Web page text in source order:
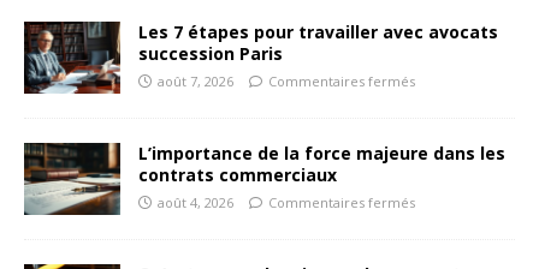
Les 7 étapes pour travailler avec avocats
succession Paris
août 7, 2026 Commentaires fermés
L’importance de la force majeure dans les
contrats commerciaux
août 4, 2026 Commentaires fermés